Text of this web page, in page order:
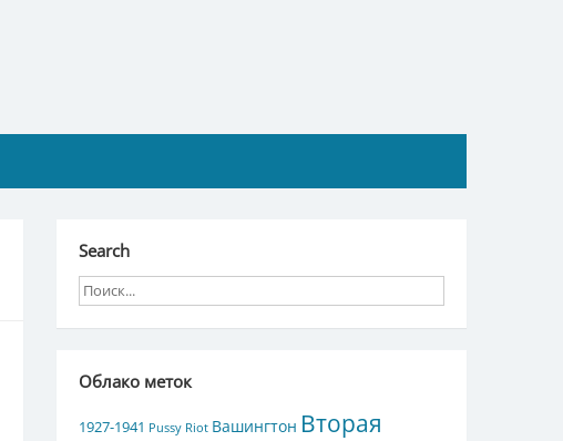
Search
Облако меток
1927-1941 Pussy Riot Вашингтон Вторая